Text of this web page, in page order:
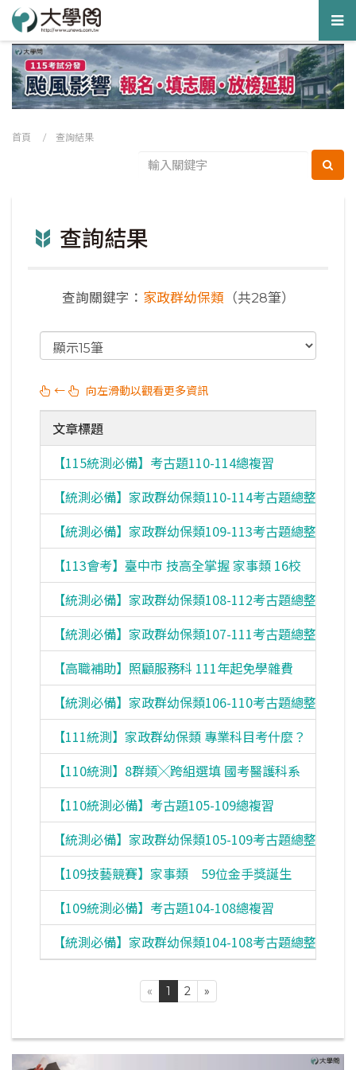
首頁 / 查詢結果
查詢結果
查詢關鍵字： 家政群幼保類 （共28筆）
← 向左滑動以觀看更多資訊
文章標題
【115統測必備】考古題110-114總複習
【統測必備】家政群幼保類110-114考古題總整理
【統測必備】家政群幼保類109-113考古題總整理
【113會考】臺中市 技高全掌握 家事類 16校
【統測必備】家政群幼保類108-112考古題總整理
【統測必備】家政群幼保類107-111考古題總整理
【高職補助】照顧服務科 111年起免學雜費
【統測必備】家政群幼保類106-110考古題總整理
【111統測】家政群幼保類 專業科目考什麼？
【110統測】8群類╳跨組選填 國考醫護科系
【110統測必備】考古題105-109總複習
【統測必備】家政群幼保類105-109考古題總整理
【109技藝競賽】家事類 59位金手獎誕生
【109統測必備】考古題104-108總複習
【統測必備】家政群幼保類104-108考古題總整理
« 1 2 »